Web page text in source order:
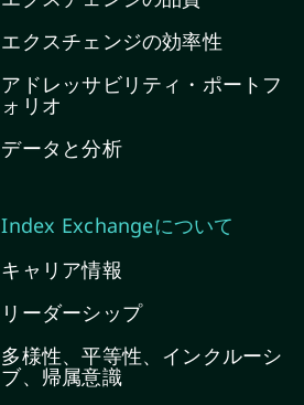
エクスチェンジの効率性
アドレッサビリティ・ポートフ
ォリオ
データと分析
Index Exchangeについて
キャリア情報
リーダーシップ
多様性、平等性、インクルーシ
ブ、帰属意識